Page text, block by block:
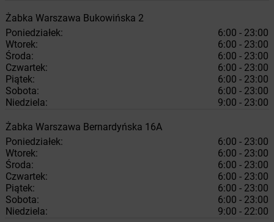
Żabka Warszawa Bukowińska 2
Poniedziałek:
6:00 - 23:00
Wtorek:
6:00 - 23:00
Środa:
6:00 - 23:00
Czwartek:
6:00 - 23:00
Piątek:
6:00 - 23:00
Sobota:
6:00 - 23:00
Niedziela:
9:00 - 23:00
Żabka Warszawa Bernardyńska 16A
Poniedziałek:
6:00 - 23:00
Wtorek:
6:00 - 23:00
Środa:
6:00 - 23:00
Czwartek:
6:00 - 23:00
Piątek:
6:00 - 23:00
Sobota:
6:00 - 23:00
Niedziela:
9:00 - 22:00